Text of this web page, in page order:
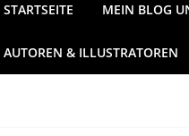
STARTSEITE MEIN BLOG
AUTOREN & ILLUSTRATOREN